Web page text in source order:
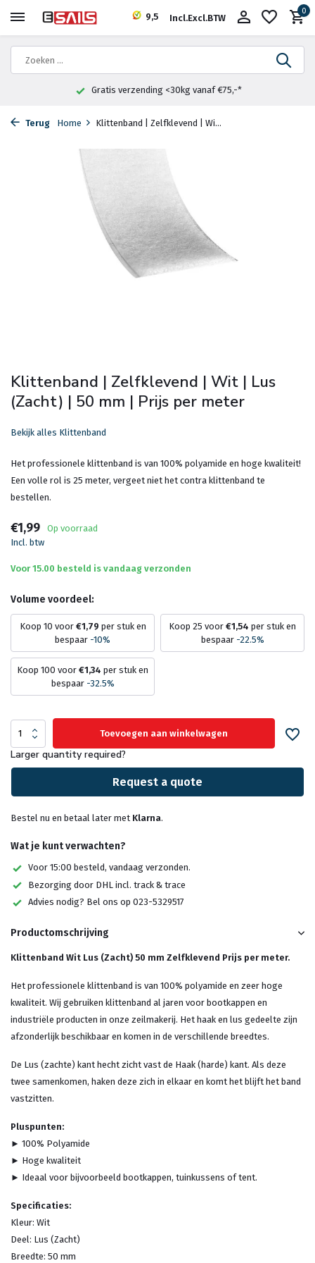
9,5 Incl.Excl.BTW
0
Gratis verzending <30kg vanaf €75,-*
Terug Home Klittenband | Zelfklevend | Wi...
Klittenband | Zelfklevend | Wit | Lus
(Zacht) | 50 mm | Prijs per meter
Bekijk alles Klittenband
Het professionele klittenband is van 100% polyamide en hoge kwaliteit!
Een volle rol is 25 meter, vergeet niet het contra klittenband te
bestellen.
€1,99
Op voorraad
Incl. btw
Voor 15.00 besteld is vandaag verzonden
Volume voordeel:
Koop 10 voor €1,79 per stuk en
bespaar -10%
Koop 25 voor €1,54 per stuk en
bespaar -22.5%
Koop 100 voor €1,34 per stuk en
bespaar -32.5%
Toevoegen aan winkelwagen
Larger quantity required?
Request a quote
Bestel nu en betaal later met Klarna.
Wat je kunt verwachten?
Voor 15:00 besteld, vandaag verzonden.
Bezorging door DHL incl. track & trace
Advies nodig? Bel ons op 023-5329517
Productomschrijving
Klittenband Wit Lus (Zacht) 50 mm Zelfklevend Prijs per meter.
Het professionele klittenband is van 100% polyamide en zeer hoge
kwaliteit. Wij gebruiken klittenband al jaren voor bootkappen en
industriële producten in onze zeilmakerij. Het haak en lus gedeelte zijn
afzonderlijk beschikbaar en komen in de verschillende breedtes.
De Lus (zachte) kant hecht zicht vast de Haak (harde) kant. Als deze
twee samenkomen, haken deze zich in elkaar en komt het blijft het band
vastzitten.
Pluspunten:
► 100% Polyamide
► Hoge kwaliteit
► Ideaal voor bijvoorbeeld bootkappen, tuinkussens of tent.
Specificaties:
Kleur: Wit
Deel: Lus (Zacht)
Breedte: 50 mm